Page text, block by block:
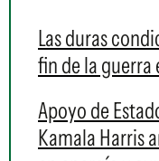
Las duras
fin de la guerra
Apoyo de
Kamala Harris